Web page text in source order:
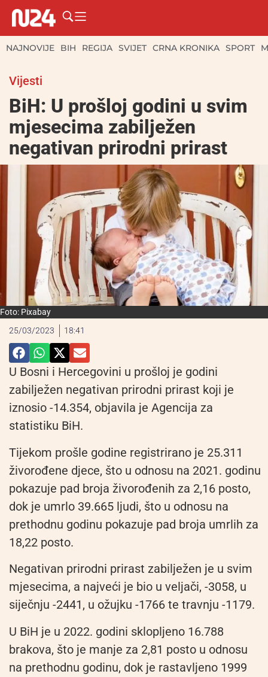
NAJNOVIJE BIH REGIJA SVIJET CRNA KRONIKA SPORT
Vijesti
BiH: U prošloj godini u svim
mjesecima zabilježen
negativan prirodni prirast
Foto: Pixabay
25/03/2023
18:41
U Bosni i Hercegovini u prošloj je godini
zabilježen negativan prirodni prirast koji je
iznosio -14.354, objavila je Agencija za
statistiku BiH.
Tijekom prošle godine registrirano je 25.311
živorođene djece, što u odnosu na 2021. godinu
pokazuje pad broja živorođenih za 2,16 posto,
dok je umrlo 39.665 ljudi, što u odnosu na
prethodnu godinu pokazuje pad broja umrlih za
18,22 posto.
Negativan prirodni prirast zabilježen je u svim
mjesecima, a najveći je bio u veljači, -3058, u
siječnju -2441, u ožujku -1766 te travnju -1179.
U BiH je u 2022. godini sklopljeno 16.788
brakova, što je manje za 2,81 posto u odnosu
na prethodnu godinu, dok je rastavljeno 1999